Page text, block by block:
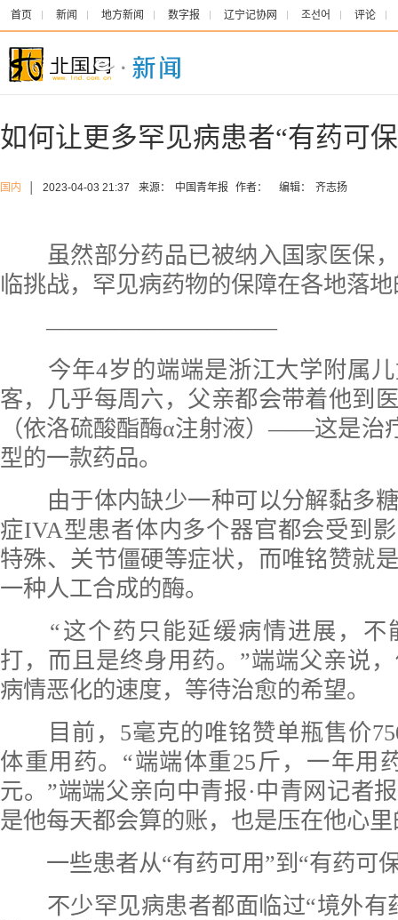
首页 新闻 地方新闻 数字报 辽宁记协网 조선어 评论
如何让更多罕见病患者“有药可
国内 2023-04-03 21:37 来源： 中国青年报 作者： 编辑： 齐志扬
虽然部分药品已被纳入国家医保，
临挑战，罕见病药物的保障在各地落
——————————
今年4岁的端端是浙江大学附属儿
客，几乎每周六，父亲都会带着他到
（依洛硫酸酯酶α注射液）——这是治
型的一款药品。
由于体内缺少一种可以分解黏多糖
症IVA型患者体内多个器官都会受到
特殊、关节僵硬等症状，而唯铭赞就
一种人工合成的酶。
“这个药只能延缓病情进展，不
打，而且是终身用药。”端端父亲说
病情恶化的速度，等待治愈的希望。
目前，5毫克的唯铭赞单瓶售价
体重用药。“端端体重25斤，一年用
元。”端端父亲向中青报·中青网记者
是他每天都会算的账，也是压在他心
一些患者从“有药可用”到“有药可保
不少罕见病患者都面临过“境外有